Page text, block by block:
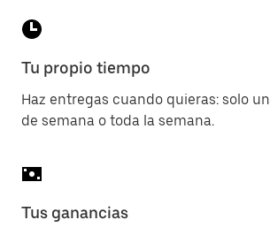
Tu propio tiempo
Haz entregas cuando quieras: solo
de semana o toda la semana.
Tus ganancias